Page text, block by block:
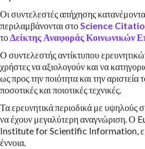
Οι συντελεστές απήχησης
περιλαμβάνονται στοScience
τοΔείκτης Αναφοράς Κοινωνικών
Ο συντελεστής αντίκτυπου
χρήστες να αξιολογούν και να
ως προς την ποιότητα και την αριστεία
ποσοτικές και ποιοτικές τεχνικές.
Τα ερευνητικά περιοδικά με υψηλούς
να έχουν μεγαλύτερη αναγνώριση. Ο
Institute for Scientific Information,
έννοια.